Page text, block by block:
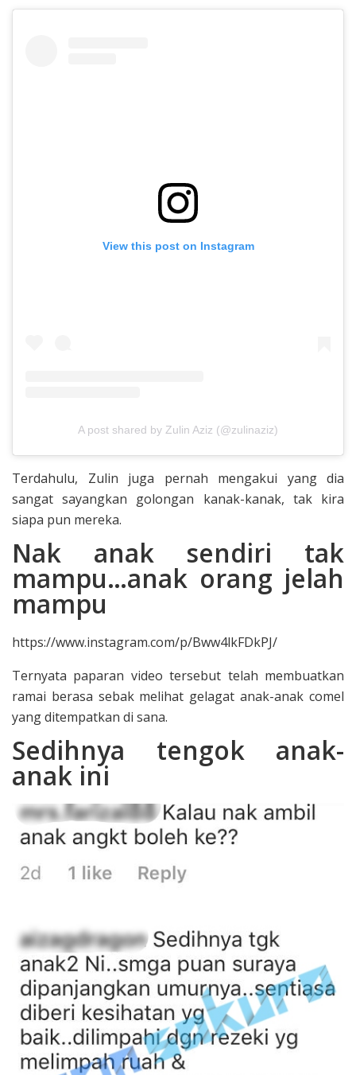
View this post on Instagram
A post shared by Zulin Aziz (@zulinaziz)
Terdahulu, Zulin juga pernah mengakui yang dia
sangat sayangkan golongan kanak-kanak, tak kira
siapa pun mereka.
Nak anak sendiri tak
mampu…anak orang jelah
mampu
https://www.instagram.com/p/Bww4lkFDkPJ/
Ternyata paparan video tersebut telah membuatkan
ramai berasa sebak melihat gelagat anak-anak comel
yang ditempatkan di sana.
Sedihnya tengok anak-
anak ini